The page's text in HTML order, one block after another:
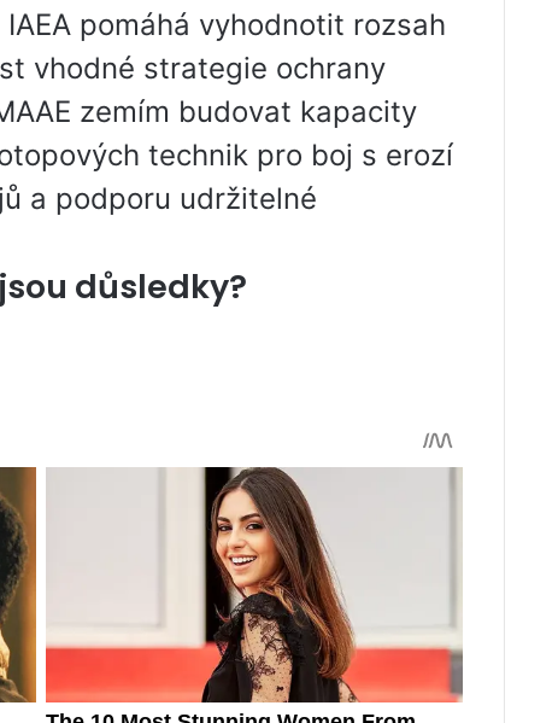
pomáhá vyhodnotit rozsah
vhodné strategie ochrany
zemím budovat kapacity
technik pro boj s erozí
a podporu udržitelné
důsledky?